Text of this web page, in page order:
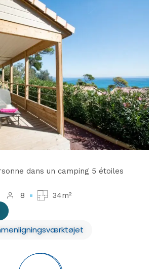
dans un camping 5 étoiles
8 34m²